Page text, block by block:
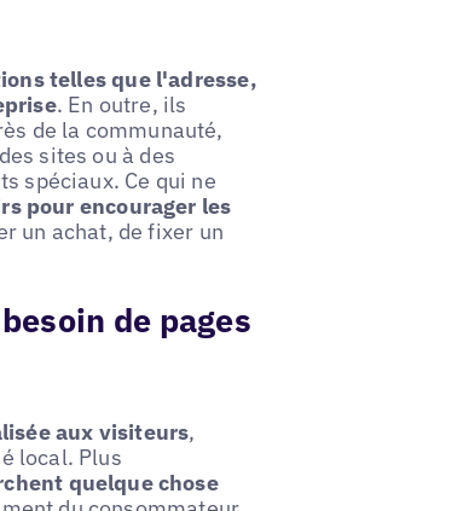
telles que l'adresse,
. En outre, ils
de la communauté,
sites ou à des
spéciaux. Ce qui ne
pour encourager les
un achat, de fixer un
de pages
aux visiteurs,
local. Plus
quelque chose